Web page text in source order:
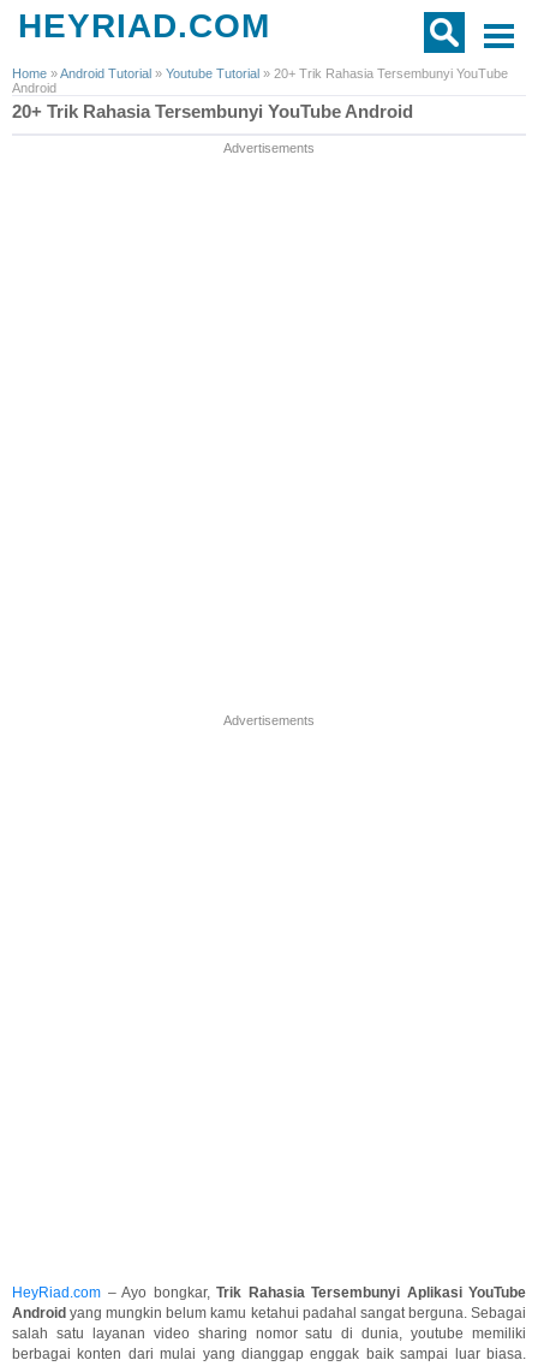
HEYRIAD.COM
Home »Android Tutorial » Youtube Tutorial » 20+ Trik Rahasia Tersembunyi YouTube
Android
20+ Trik Rahasia Tersembunyi YouTube Android
Advertisements
Advertisements
HeyRiad.com – Ayo bongkar, Trik Rahasia Tersembunyi Aplikasi YouTube
Android yang mungkin belum kamu ketahui padahal sangat berguna. Sebagai
salah satu layanan video sharing nomor satu di dunia, youtube memiliki
berbagai konten dari mulai yang dianggap enggak baik sampai luar biasa.